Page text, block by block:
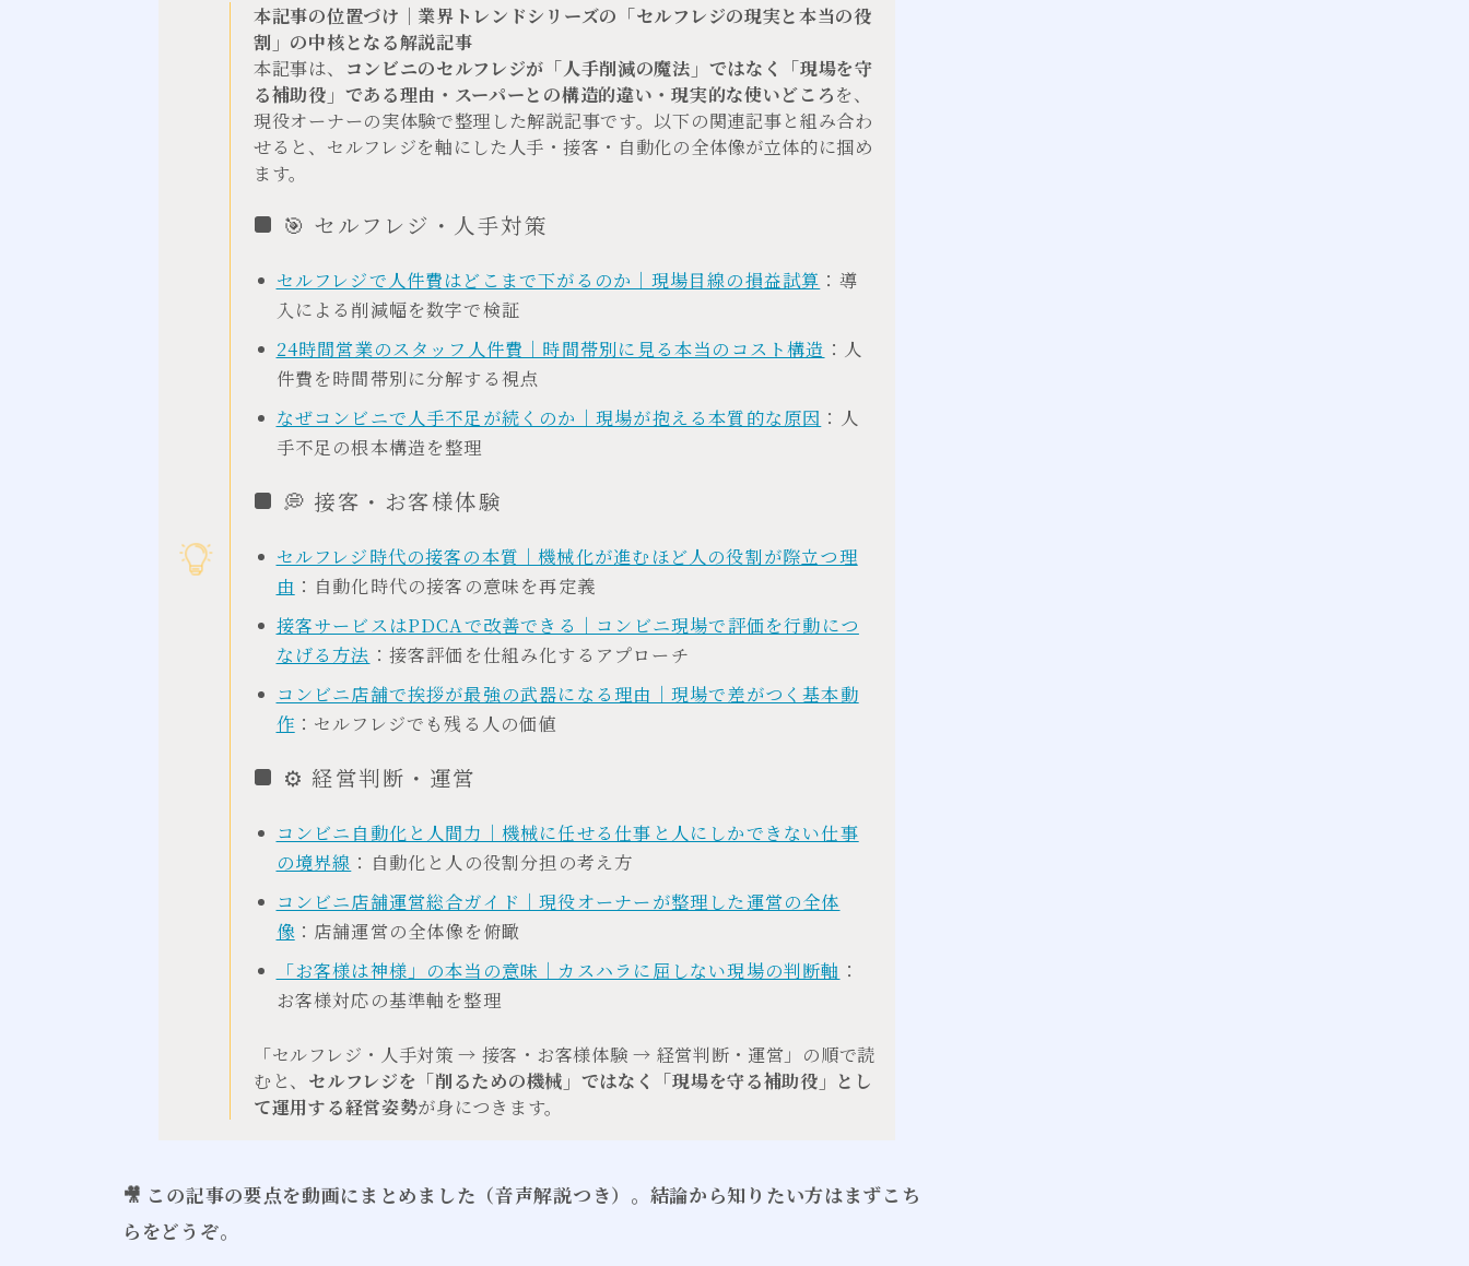
本記事の位置づけ｜業界トレンドシリーズの「セルフレジの現実と本当の役
割」の中核となる解説記事
本記事は、
コンビニのセルフレジが「人手削減の魔法」ではなく「現場を守
る補助役」である理由・スーパーとの構造的違い・現実的な使いどころを、
現役オーナーの実体験で整理した解説記事です。以下の関連記事と組み合わ
せると、セルフレジを軸にした人手・接客・自動化の全体像が立体的に掴め
ます。
🎯 セルフレジ・人手対策
セルフレジで人件費はどこまで下がるのか｜現場目線の損益試算 ：導
入による削減幅を数字で検証
24時間営業のスタッフ人件費｜時間帯別に見る本当のコスト構造 ：人
件費を時間帯別に分解する視点
なぜコンビニで人手不足が続くのか｜現場が抱える本質的な原因 ：人
手不足の根本構造を整理
💭 接客・お客様体験
セルフレジ時代の接客の本質｜機械化が進むほど人の役割が際立つ理
由 ：自動化時代の接客の意味を再定義
接客サービスはPDCAで改善できる｜コンビニ現場で評価を行動につ
なげる方法 ：接客評価を仕組み化するアプローチ
コンビニ店舗で挨拶が最強の武器になる理由｜現場で差がつく基本動
作 ：セルフレジでも残る人の価値
⚙ 経営判断・運営
コンビニ自動化と人間力｜機械に任せる仕事と人にしかできない仕事
の境界線 ：自動化と人の役割分担の考え方
コンビニ店舗運営総合ガイド｜現役オーナーが整理した運営の全体
像 ：店舗運営の全体像を俯瞰
「お客様は神様」の本当の意味｜カスハラに屈しない現場の判断軸 ：
お客様対応の基準軸を整理
「セルフレジ・人手対策 → 接客・お客様体験 → 経営判断・運営」の順で読
むと、 セルフレジを「削るための機械」ではなく「現場を守る補助役」とし
て運用する経営姿勢が身につきます。
🎥 この記事の要点を動画にまとめました（音声解説つき）。結論から知りたい方はまずこち
らをどうぞ。